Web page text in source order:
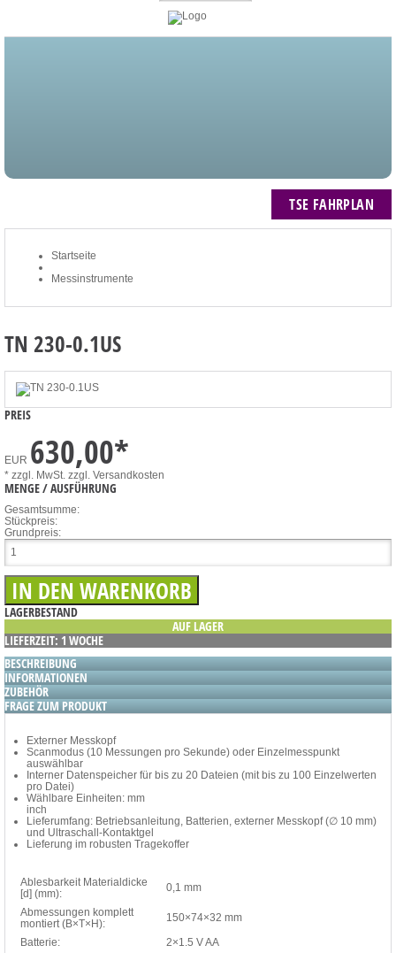
TSE FAHRPLAN
Startseite
Messinstrumente
TN 230-0.1US
PREIS
EUR 630,00*
* zzgl. MwSt. zzgl. Versandkosten
MENGE / AUSFÜHRUNG
Gesamtsumme:
Stückpreis:
Grundpreis:
LAGERBESTAND
AUF LAGER
LIEFERZEIT: 1 WOCHE
BESCHREIBUNG
INFORMATIONEN
ZUBEHÖR
FRAGE ZUM PRODUKT
Externer Messkopf
Scanmodus (10 Messungen pro Sekunde) oder Einzelmesspunkt
auswählbar
Interner Datenspeicher für bis zu 20 Dateien (mit bis zu 100 Einzelwerten
pro Datei)
Wählbare Einheiten: mm
inch
Lieferumfang: Betriebsanleitung, Batterien, externer Messkopf (∅ 10 mm)
und Ultraschall-Kontaktgel
Lieferung im robusten Tragekoffer
Ablesbarkeit Materialdicke
[d] (mm):
0,1 mm
Abmessungen komplett
montiert (B×T×H):
150×74×32 mm
Batterie:
2×1.5 V AA